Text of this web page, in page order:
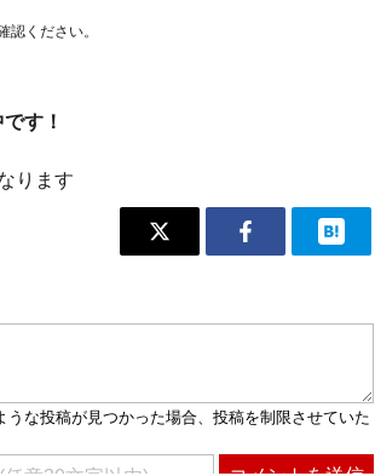
ください。
す！
ります